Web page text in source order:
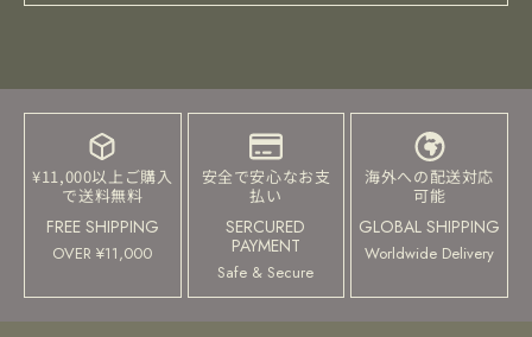
¥11,000以上ご購入
で送料無料
FREE SHIPPING
OVER ¥11,000
安全で安心なお支
払い
SERCURED
PAYMENT
Safe & Secure
海外への配送対応
可能
GLOBAL SHIPPING
Worldwide Delivery